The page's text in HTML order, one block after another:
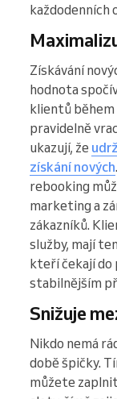
každodenních
Získávání
hodnota
klientů během
pravidelně
ukazují, že
získání nových
rebooking
marketing a
zákazníků.
služby, mají
kteří čekají do
stabilnějším
Snižuje
Nikdo nemá
době špičky.
můžete